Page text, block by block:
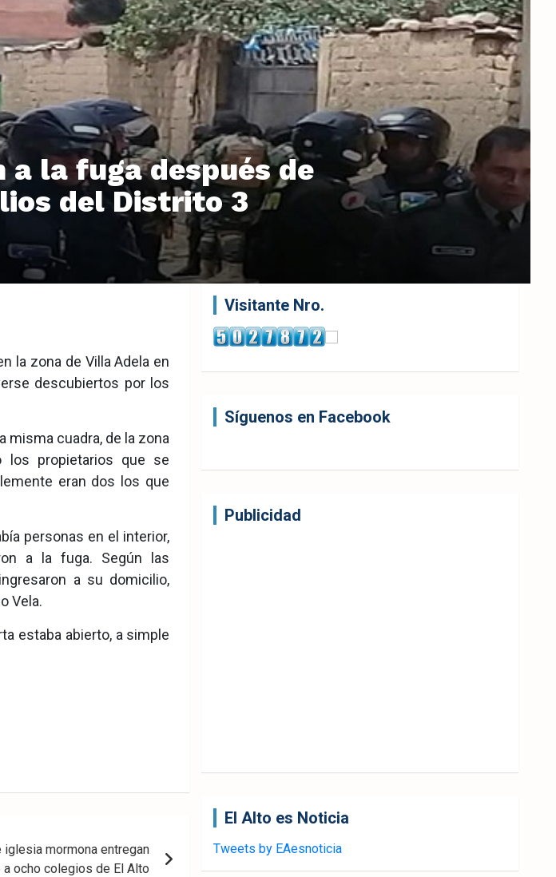
a la fuga después de
del Distrito 3
la zona de Villa Adela en
descubiertos por los
misma cuadra, de la zona
los propietarios que se
eran dos los que
personas en el interior,
a la fuga. Según las
a su domicilio,
Vela.
estaba abierto, a simple
iglesia mormona entregan
ocho colegios de El Alto
Visitante Nro.
Síguenos en Facebook
Publicidad
El Alto es Noticia
Tweets by EAesnoticia